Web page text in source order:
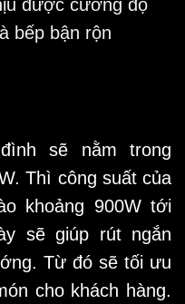
được cương độ
bếp bận rộn
sẽ nằm trong
Thì công suất của
khoảng 900W tới
sẽ giúp rút ngắn
Từ đó sẽ tối ưu
cho khách hàng.